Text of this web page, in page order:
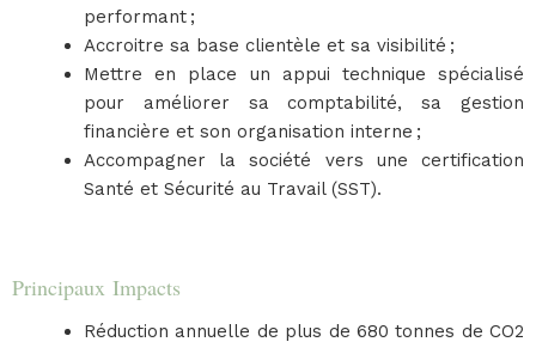
performant ;
Accroitre sa base clientèle et sa visibilité ;
Mettre en place un appui technique spécialisé
pour améliorer sa comptabilité, sa gestion
financière et son organisation interne ;
Accompagner la société vers une certification
Santé et Sécurité au Travail (SST).
Principaux Impacts
Réduction annuelle de plus de 680 tonnes de CO2